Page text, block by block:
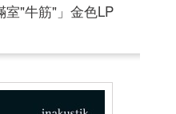
室"牛筋"」金色LP